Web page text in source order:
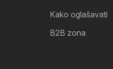
Kako oglašavati
B2B zona